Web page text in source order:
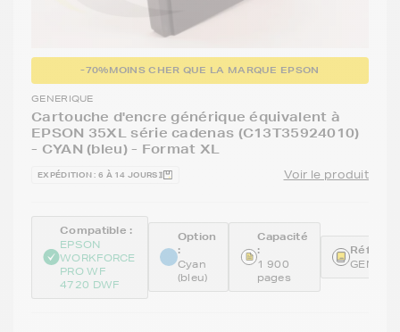
-70%MOINS CHER QUE LA MARQUE EPSON
GENERIQUE
Cartouche d'encre générique équivalent à
EPSON 35XL série cadenas (C13T35924010)
- CYAN (bleu) - Format XL
EXPÉDITION : 6 À 14 JOURS Voir le produit
Compatible :
EPSON
WORKFORCE
PRO WF
4720 DWF
Option
:
Cyan
(bleu)
Capacité
:
1 900
pages